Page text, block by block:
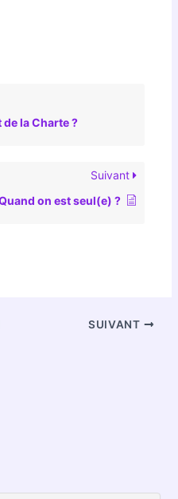
la Charte ?
Suivant
on est seul(e) ?
SUIVANT